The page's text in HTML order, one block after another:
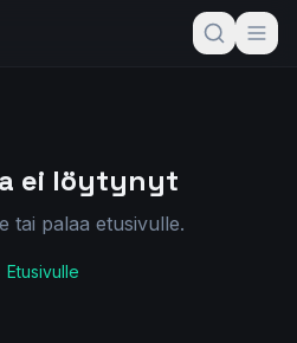
ei löytynyt
tai palaa etusivulle.
Etusivulle